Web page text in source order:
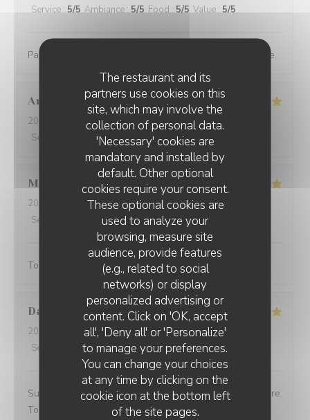
The restaurant and its
partners use cookies on this
site, which may involve the
collection of personal data.
'Necessary' cookies are
mandatory and installed by
default. Other optional
cookies require your consent.
These optional cookies are
used to analyze your
browsing, measure site
audience, provide features
(e.g., related to social
networks) or display
personalized advertising or
content. Click on 'OK, accept
all', 'Deny all' or 'Personalize'
to manage your preferences.
You can change your choices
at any time by clicking on the
cookie icon at the bottom left
of the site pages.
Service:5/5 Ambiance:5/5 Food:5/5 Value:5/5
Parfait comme toujours ! Bonne ambiance et bonne table.
Antoine
2022-09-13
- 20:45 - Guests 3
Service
Ambiance:5/5 Food: 5/5 Value
Max
2022-09-06
- 19:30 - Guests 2
Service
Ambiance: 5/5 Food: 5/5 Value
Tout était parfait ! Service et cuisine !
David
2022-08-27
- 13:00 - Guests 8
Service
Ambiance: 5 /5 Food:5/5 Value: 5
Super accueil, de beaux produits, dans un chouette cadre.
Toujours du bonheur de venir chez Ammazza